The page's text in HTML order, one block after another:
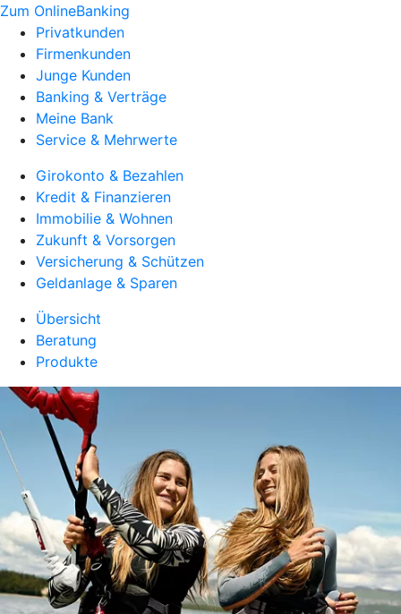
Zum OnlineBanking
Privatkunden
Firmenkunden
Junge Kunden
Banking & Verträge
Meine Bank
Service & Mehrwerte
Girokonto & Bezahlen
Kredit & Finanzieren
Immobilie & Wohnen
Zukunft & Vorsorgen
Versicherung & Schützen
Geldanlage & Sparen
Übersicht
Beratung
Produkte